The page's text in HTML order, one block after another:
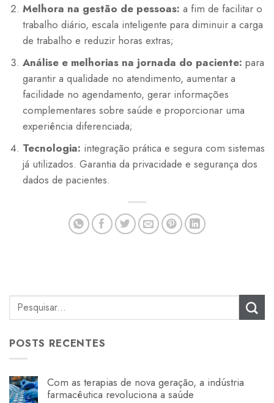
Melhora na gestão de pessoas: a fim de facilitar o
trabalho diário, escala inteligente para diminuir a carga
de trabalho e reduzir horas extras;
Análise e melhorias na jornada do paciente: para
garantir a qualidade no atendimento, aumentar a
facilidade no agendamento, gerar informações
complementares sobre saúde e proporcionar uma
experiência diferenciada;
Tecnologia: integração prática e segura com sistemas
já utilizados. Garantia da privacidade e segurança dos
dados de pacientes.
POSTS RECENTES
Com as terapias de nova geração, a indústria
farmacêutica revoluciona a saúde